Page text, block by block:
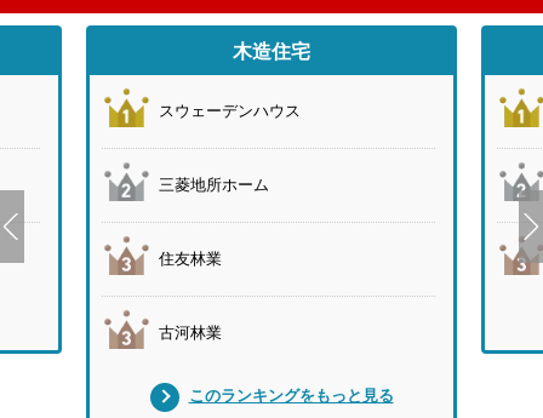
木造住宅
スウェーデンハウス
三菱地所ホーム
住友林業
古河林業
このランキングをもっと見る